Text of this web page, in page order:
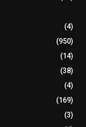
(4)
(950)
(14)
(38)
(4)
(169)
(3)